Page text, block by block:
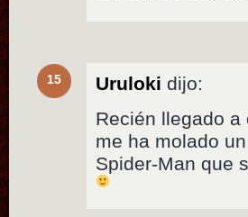
15 Uruloki dijo:
Recién llegado
me ha molado
Spider-Man que